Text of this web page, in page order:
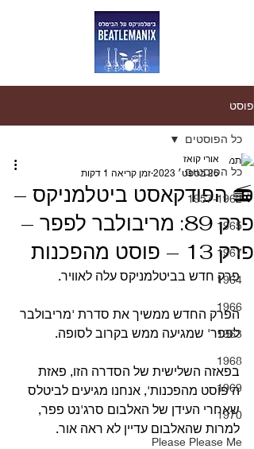
פוסט
כל הפוסטים
1957-1962
1965
1967
1964
1966
1963
1968
1969
1970
Please Please Me
כל הפוסטים
📻 הפודקאסט ביטלמניקס –
פרק 89: מריבולבר לפפר –
פרק 13 – פוסט מהפכנות
אורי קואז
26 בספט׳ 2023
זמן קריאה 1 דקות
פרק חדש בביטלמניקס עלה לאוויר.
הפרק החדש ממשיך את סדרת 'מריבולבר
לפפר' שמגיעה ממש בקרוב לסופה.
בפאזה השלישית של הסדרה הזו, פאזת
ה'פוסט מהפכנות', אנחנו מגיעים לביטלס
שאחרי העידן של האלבום סרג'נט פפר,
למרות שהאלבום עדיין לא ראה אור.